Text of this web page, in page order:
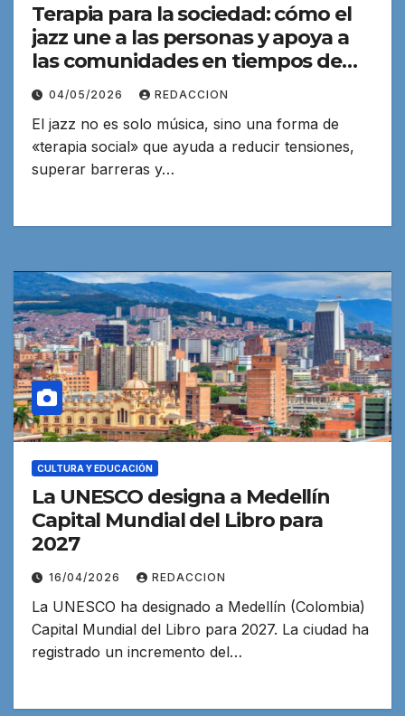
Terapia para la sociedad: cómo el
jazz une a las personas y apoya a
las comunidades en tiempos de
crisis
04/05/2026 REDACCION
El jazz no es solo música, sino una forma de
«terapia social» que ayuda a reducir tensiones,
superar barreras y…
CULTURA Y EDUCACIÓN
La UNESCO designa a Medellín
Capital Mundial del Libro para
2027
16/04/2026 REDACCION
La UNESCO ha designado a Medellín (Colombia)
Capital Mundial del Libro para 2027. La ciudad ha
registrado un incremento del…